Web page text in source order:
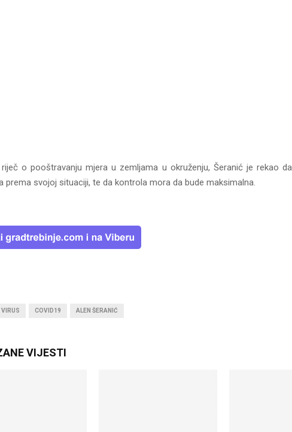
o pooštravanju mjera u zemljama u okruženju, Šeranić je rekao
prema svojoj situaciji, te da kontrola mora da bude maksimalna.
VIRUS COVID19 ALEN ŠERANIĆ
VIJESTI